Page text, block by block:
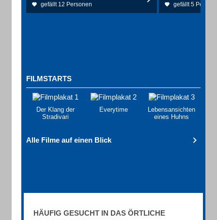
gefällt 12 Personen gefällt 5
FILMSTARTS
Der Klang der
Stradivari
Everytime
Lebensansichten
eines Huhns
Alle Filme auf einen Blick
HÄUFIG GESUCHT IN DAS ÖRTLICHE